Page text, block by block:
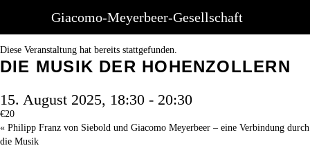
Giacomo-Meyerbeer-Gesellschaft
« Alle Veranstaltungen
Diese Veranstaltung hat bereits stattgefunden.
DIE MUSIK DER HOHENZOLLERN
15. August 2025, 18:30 - 20:30
€20
« Philipp Franz von Siebold und Giacomo Meyerbeer – eine Verbindung durch
die Musik